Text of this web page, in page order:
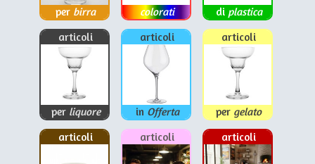
per birra colorati di plastica
articoli
per liquore
articoli
in Offerta
articoli
per gelato
articoli
articoli articoli